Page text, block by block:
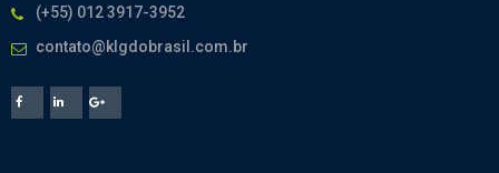
(+55) 012 3917-3952
contato@klgdobrasil.com.br